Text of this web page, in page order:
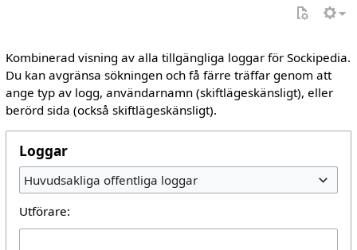
Kombinerad visning av alla tillgängliga loggar för Sockipedia.
Du kan avgränsa sökningen och få färre träffar genom att
ange typ av logg, användarnamn (skiftlägeskänsligt), eller
berörd sida (också skiftlägeskänsligt).
Loggar
Huvudsakliga offentliga loggar
Utförare: